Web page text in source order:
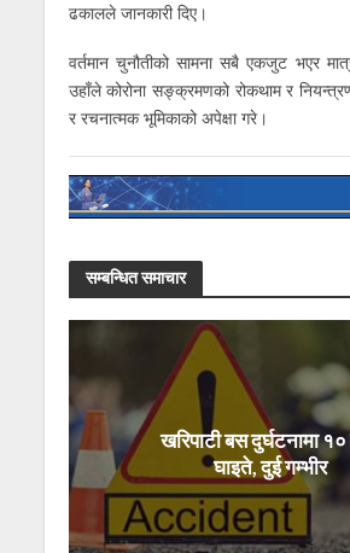
ढकालले जानकारी दिए।
वर्तमान चुनौतीको सामना सबै एकजुट भएर
उहाँले कोरोना सङ्क्रमणको रोकथाम र
र रचनात्मक भूमिकाको अपेक्षा गरे।
सम्बन्धित समाचार
खरिपाटी बस दुर्घटनामा
घाइते, दुई गम्भीर